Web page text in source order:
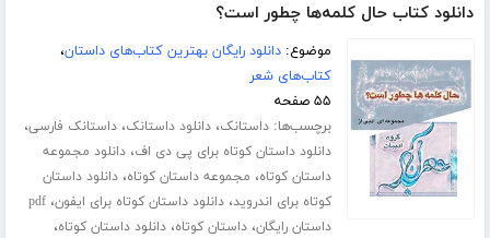
دانلود کتاب حال کلمه‌ها چطور است؟
موضوع:دانلود رایگان بهترین کتاب‌های داستان،
کتاب‌های شعر
۵۵ صفحه
برچسب‌ها:داستانک،دانلود داستانک،داستانک فارسی،
دانلود داستان کوتاه برای پی دی اف،دانلود مجموعه
داستان کوتاه، مجموعه داستان کوتاه،دانلود داستان
کوتاه برای اندروید،دانلود داستان کوتاه برای ایفون،pdf
داستان رایگان،داستان کوتاه،دانلود داستان کوتاه،